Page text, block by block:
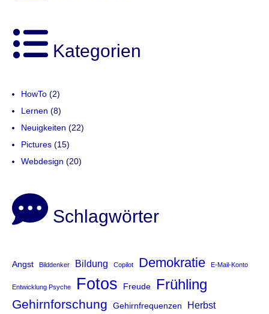
Kategorien
HowTo (2)
Lernen (8)
Neuigkeiten (22)
Pictures (15)
Webdesign (20)
Schlagwörter
Angst Bilddenker Bildung Copilot Demokratie E-Mail-Konto
Entwicklung Psyche Fotos Freude Frühling
Gehirnforschung Gehirnfrequenzen Herbst